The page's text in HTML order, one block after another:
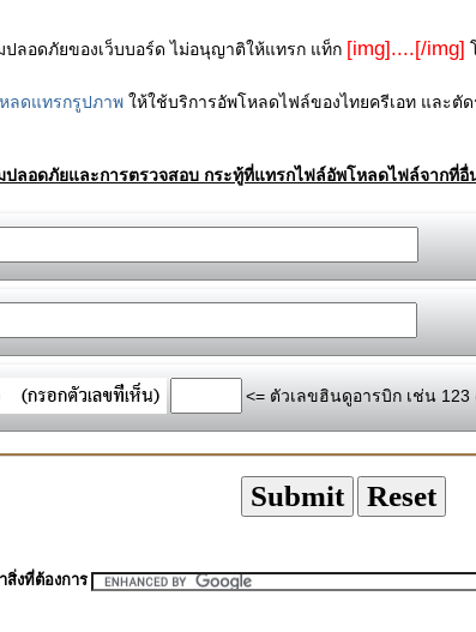
ปลอดภัยของเว็บบอร์ด ไม่อนุญาติให้แทรก แท็ก [img]....[/img]
ลดแทรกรูปภาพ ให้ใช้บริการอัพโหลดไฟล์ของไทยครีเอท และตั
ปลอดภัยและการตรวจสอบ กระทู้ที่แทรกไฟล์อัพโหลดไฟล์จากที่อื่
<= ตัวเลขฮินดูอารบิก เช่น
สิ่งที่ต้องการ